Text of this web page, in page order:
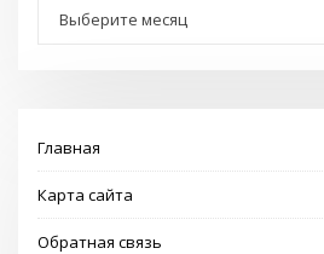
Главная
Карта сайта
Обратная связь